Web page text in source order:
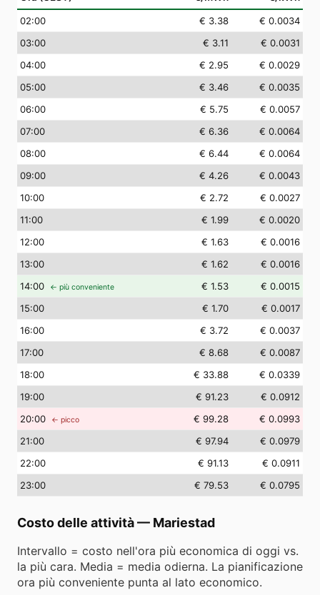
02:00 € 3.38
€ 0.0034
03:00 € 3.11
€ 0.0031
04:00 € 2.95
€ 0.0029
05:00 € 3.46
€ 0.0035
06:00 € 5.75
€ 0.0057
07:00 € 6.36
€ 0.0064
08:00 € 6.44
€ 0.0064
09:00 € 4.26
€ 0.0043
10:00 € 2.72
€ 0.0027
11:00 € 1.99
€ 0.0020
12:00 € 1.63
€ 0.0016
13:00 € 1.62
€ 0.0016
14:00 ← più conveniente € 1.53
€ 0.0015
15:00 € 1.70
€ 0.0017
16:00 € 3.72
€ 0.0037
17:00 € 8.68
€ 0.0087
18:00 € 33.88
€ 0.0339
19:00 € 91.23
€ 0.0912
20:00 ← picco € 99.28
€ 0.0993
21:00 € 97.94
€ 0.0979
22:00 € 91.13
€ 0.0911
23:00 € 79.53 € 0.0795
Costo delle attività— Mariestad
Intervallo = costo nell'ora più economica di oggi vs.
la più cara. Media = media odierna. La pianificazione
ora più conveniente punta al lato economico.